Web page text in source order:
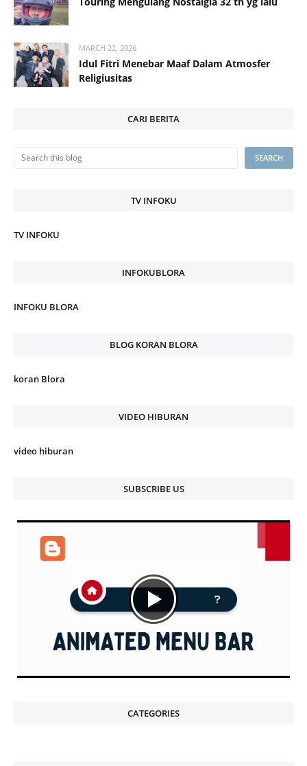
MARCH 22, 2026
Idul Fitri Menebar Maaf Dalam Atmosfer
Religiusitas
CARI BERITA
TV INFOKU
TV INFOKU
INFOKUBLORA
INFOKU BLORA
BLOG KORAN BLORA
koran Blora
VIDEO HIBURAN
video hiburan
SUBSCRIBE US
CATEGORIES